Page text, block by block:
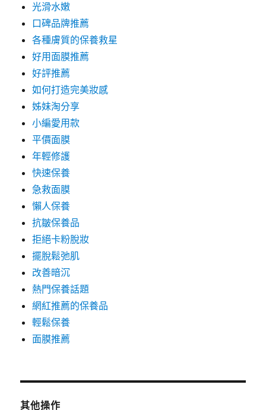
光滑水嫩
口碑品牌推薦
各種膚質的保養救星
好用面膜推薦
好評推薦
如何打造完美妝感
姊妹淘分享
小編愛用款
平價面膜
年輕修護
快速保養
急救面膜
懶人保養
抗皺保養品
拒絕卡粉脫妝
擺脫鬆弛肌
改善暗沉
熱門保養話題
網紅推薦的保養品
輕鬆保養
面膜推薦
其他操作